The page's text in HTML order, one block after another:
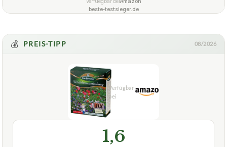
beste-testsieger.de
💰 PREIS-TIPP 08/2026
1,6